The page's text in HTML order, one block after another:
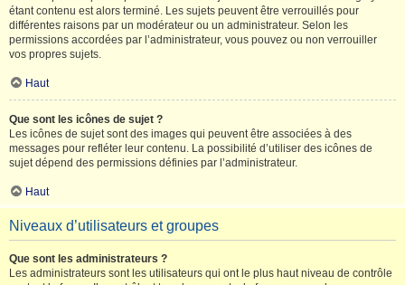
étant contenu est alors terminé. Les sujets peuvent être verrouillés pour
différentes raisons par un modérateur ou un administrateur. Selon les
permissions accordées par l’administrateur, vous pouvez ou non verrouiller
vos propres sujets.
Haut
Que sont les icônes de sujet ?
Les icônes de sujet sont des images qui peuvent être associées à des
messages pour refléter leur contenu. La possibilité d’utiliser des icônes de
sujet dépend des permissions définies par l’administrateur.
Haut
Niveaux d’utilisateurs et groupes
Que sont les administrateurs ?
Les administrateurs sont les utilisateurs qui ont le plus haut niveau de contrôle